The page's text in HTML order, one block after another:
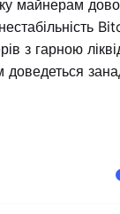
майнерам
з гарною
доведеться